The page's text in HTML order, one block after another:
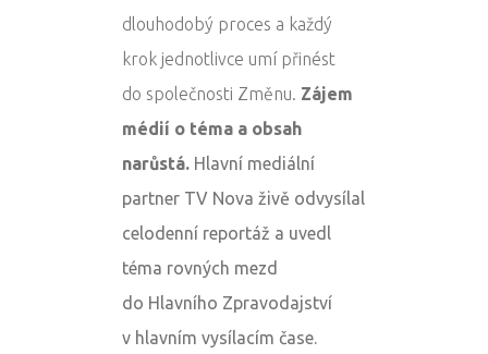
dlouhodobý proces a každý
krok jednotlivce umí přinést
do společnosti Změnu. Zájem
médií o téma a obsah
narůstá. Hlavní mediální
partner TV Nova živě odvysílal
celodenní reportáž a uvedl
téma rovných mezd
do Hlavního Zpravodajství
v hlavním vysílacím čase.